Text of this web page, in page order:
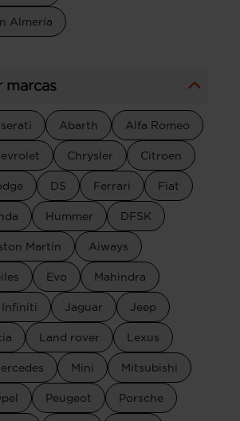
Almería
marcas
Abarth Alfa Romeo
Chrysler Citroen
DS Ferrari Fiat
Hummer DFSK
Martin Aiways
Evo Mahindra
Infiniti Jaguar Jeep
Land rover Lexus
Mini Mitsubishi
Peugeot Porsche